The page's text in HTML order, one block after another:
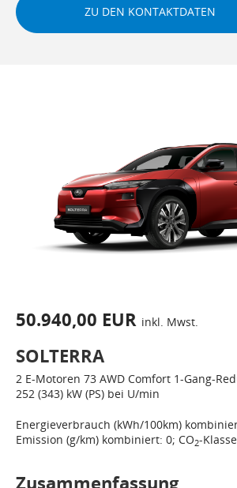
ZU DEN KONTAKTDATEN
50.940,00 EUR inkl. Mwst.
SOLTERRA
2 E-Motoren 73 AWD Comfort 1-Gang-
252 (343) kW (PS) bei U/min
Energieverbrauch (kWh/100km)
Emission (g/km) kombiniert: 0; CO2-
Zusammenfassung